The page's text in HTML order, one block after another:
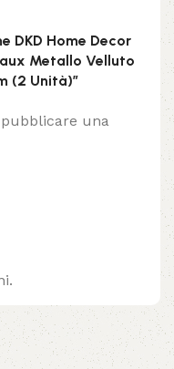
DKD Home Decor
Metallo Velluto
(2 Unità)”
una